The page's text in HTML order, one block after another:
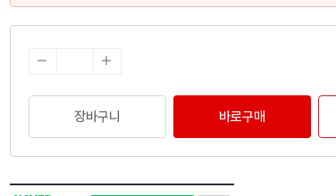
장바구니 바로구매